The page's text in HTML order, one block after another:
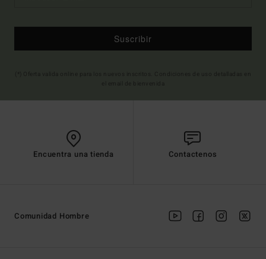
Suscribir
Encuentra una tienda Contactenos
Comunidad Hombre